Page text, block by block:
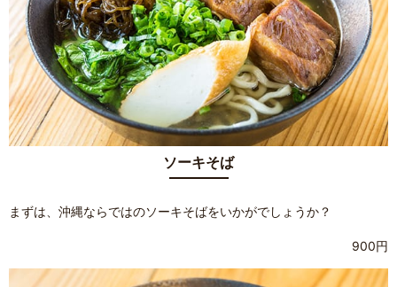
ソーキそば
まずは、沖縄ならではのソーキそばをいかがでしょうか？
900円